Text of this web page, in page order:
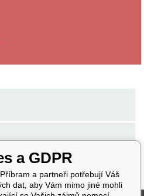
a GDPR
a partneři potřebují Váš
dat, aby Vám mimo jiné mohli